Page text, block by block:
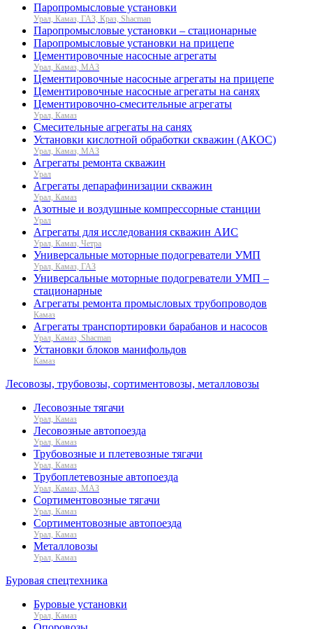
Паропромысловые установки
Урал, Камаз, ГАЗ, Краз, Shacman
Паропромысловые установки – стационарные
Паропромысловые установки на прицепе
Цементировочные насосные агрегаты
Урал, Камаз, МАЗ
Цементировочные насосные агрегаты на прицепе
Цементировочные насосные агрегаты на санях
Цементировочно-смесительные агрегаты
Урал, Камаз
Смесительные агрегаты на санях
Установки кислотной обработки скважин (АКОС)
Урал, Камаз, МАЗ
Агрегаты ремонта скважин
Урал
Агрегаты депарафинизации скважин
Урал, Камаз
Азотные и воздушные компрессорные станции
Урал
Агрегаты для исследования скважин АИС
Урал, Камаз, Четра
Универсальные моторные подогреватели УМП
Урал, Камаз, ГАЗ
Универсальные моторные подогреватели УМП –
стационарные
Агрегаты ремонта промысловых трубопроводов
Камаз
Агрегаты транспортировки барабанов и насосов
Урал, Камаз, Shacman
Установки блоков манифольдов
Камаз
Лесовозы, трубовозы, сортиментовозы, металловозы
Лесовозные тягачи
Урал, Камаз
Лесовозные автопоезда
Урал, Камаз
Трубовозные и плетевозные тягачи
Урал, Камаз
Трубоплетевозные автопоезда
Урал, Камаз, МАЗ
Сортиментовозные тягачи
Урал, Камаз
Сортиментовозные автопоезда
Урал, Камаз
Металловозы
Урал, Камаз
Буровая спецтехника
Буровые установки
Урал, Камаз